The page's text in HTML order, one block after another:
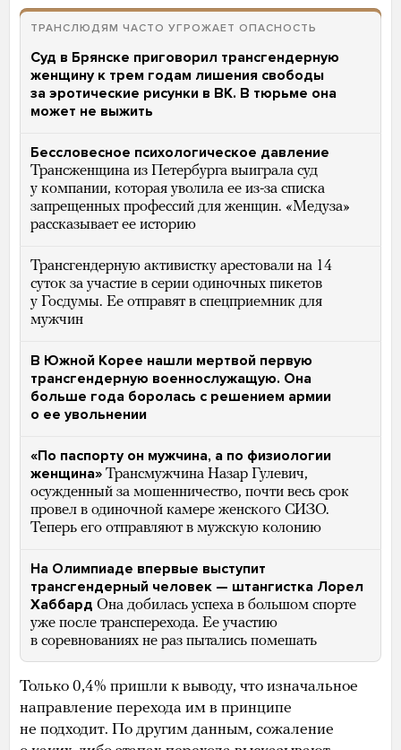
ТРАНСЛЮДЯМ ЧАСТО УГРОЖАЕТ ОПАСНОСТЬ
Суд в Брянске приговорил трансгендерную
женщину к трем годам лишения свободы
за эротические рисунки в ВК. В тюрьме она
может не выжить
Бессловесное психологическое давление
Трансженщина из Петербурга выиграла суд
у компании, которая уволила ее из-за списка
запрещенных профессий для женщин. «Медуза»
рассказывает ее историю
Трансгендерную активистку арестовали на 14
суток за участие в серии одиночных пикетов
у Госдумы. Ее отправят в спецприемник для
мужчин
В Южной Корее нашли мертвой первую
трансгендерную военнослужащую. Она
больше года боролась с решением армии
о ее увольнении
«По паспорту он мужчина, а по физиологии
женщина» Трансмужчина Назар Гулевич,
осужденный за мошенничество, почти весь срок
провел в одиночной камере женского СИЗО.
Теперь его отправляют в мужскую колонию
На Олимпиаде впервые выступит
трансгендерный человек — штангистка Лорел
Хаббард Она добилась успеха в большом спорте
уже после трансперехода. Ее участию
в соревнованиях не раз пытались помешать
Только 0,4% пришли к выводу, что изначальное
направление перехода им в принципе
не подходит. По другим данным, сожаление